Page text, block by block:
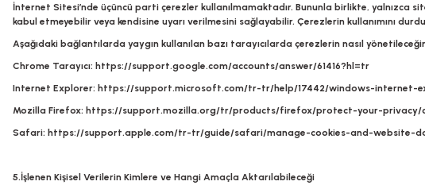
İnternet Sitesi’nde üçüncü parti çerezler kullanılmamaktadır. Bununla birlikte, yalnızca
kabul etmeyebilir veya kendisine uyarı verilmesini sağlayabilir. Çerezlerin kullanımını
Aşağıdaki bağlantılarda yaygın kullanılan bazı tarayıcılarda çerezlerin nasıl
Chrome Tarayıcı: https://support.google.com/accounts/answer/61416?hl=tr
Internet Explorer: https://support.microsoft.com/tr-tr/help/17442/windows-internet-
Mozilla Firefox: https://support.mozilla.org/tr/products/firefox/protect-your-privacy/
Safari: https://support.apple.com/tr-tr/guide/safari/manage-cookies-and-website-
5.İşlenen Kişisel Verilerin Kimlere ve Hangi Amaçla Aktarılabileceği